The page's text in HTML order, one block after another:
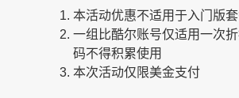
本活动优惠不适用于入门版
一组比酷尔账号仅适用一次
码不得积累使用
本次活动仅限美金支付